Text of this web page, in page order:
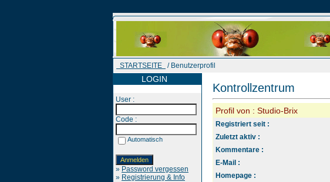
STARTSEITE / Benutzerprofil
LOGIN
User :
Code :
Automatisch
» Password vergessen
» Registrierung & Info
Kontrollzentrum
Profil von : Studio-Brix
Registriert seit :
Zuletzt aktiv :
Kommentare :
E-Mail :
Homepage :